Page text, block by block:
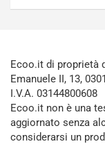
Ecoo.it di proprietà
Emanuele II, 13,
I.V.A. 03144800608
Ecoo.it non è una
aggiornato senza
considerarsi un